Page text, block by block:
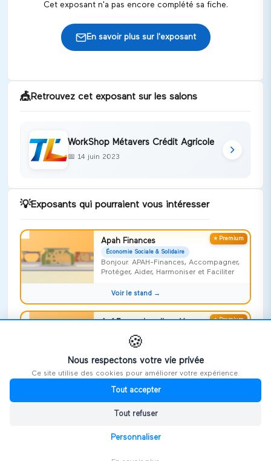
Cet exposant n'a pas encore complété sa fiche.
En savoir plus sur l'exposant
🎪Retrouvez cet exposant sur les salons
WorkShop Métavers Crédit Agricole
📅 14 juin 2023
💡Exposants qui pourraient vous intéresser
⭐ Premium
Apah Finances
Économie Sociale & Solidaire
Bonjour. APAH-Finances, Accompagner,
Protéger, Aider, Harmoniser et Faciliter
Voir le stand →
⭐ Premium
Apf France handicap Vosges
Risquer l'impossible !
Voir le stand →
Repideodat
On ne naît pas aidant, on le devient,
🍪
Nous respectons votre vie privée
Ce site utilise des cookies pour améliorer votre expérience.
Tout accepter
Tout refuser
Personnaliser